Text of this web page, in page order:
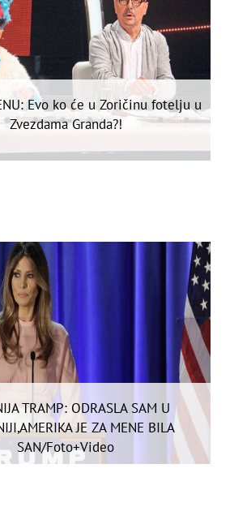
Evo ko će u Zoričinu fotelju u
Zvezdama Granda?!
TRAMP: ODRASLA SAM U
JE ZA MENE BILA
SAN/Foto+Video